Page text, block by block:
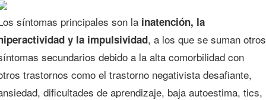
síntomas principales son la inatención, la
y la impulsividad, a los que se suman otros
secundarios debido a la alta comorbilidad con
trastornos como el trastorno negativista desafiante,
dificultades de aprendizaje, baja autoestima, tics,